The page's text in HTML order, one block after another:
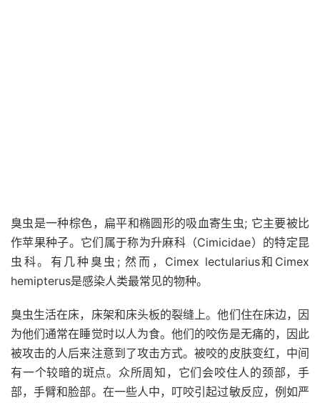
臭虫是一种棕色，扁平和椭圆形的吸血寄生虫; 它主要被比
作苹果种子。它们属于称为升麻科（Cimicidae）的特定昆
虫科。有几种臭虫; 然而，Cimex lectularius和Cimex
hemipterus是感染人类最常见的物种。
臭虫生活在床，床架和床头板的裂缝上。他们住在床边，因
为他们通常在睡觉时以人为食。他们的咬伤是无痛的，因此
被攻击的人后来注意到了攻击方式。被咬的皮肤变红，中间
有一个较暗的斑点。众所周知，它们会咬住人的颈部，手
部，手臂和脸部。在一些人中，叮咬引起过敏反应，例如严